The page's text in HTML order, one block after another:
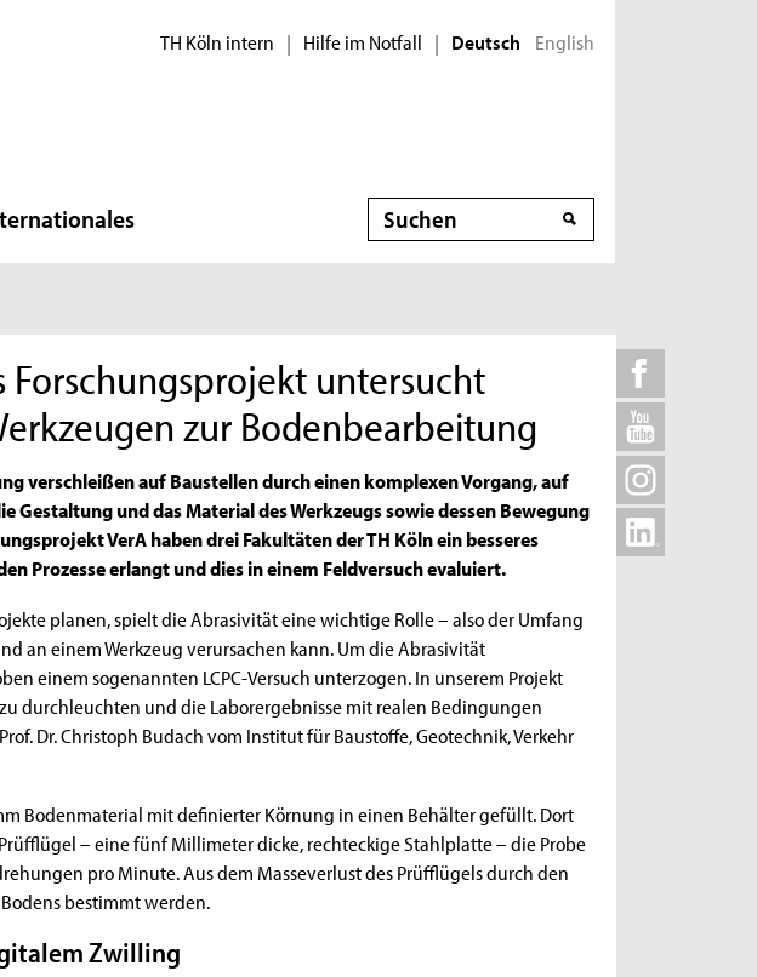
TH Köln intern | Hilfe im Notfall | Deutsch English
Suche
Forschungsprojekt untersucht
zur Bodenbearbeitung
verschleißen auf Baustellen durch einen komplexen Vorgang, auf
Gestaltung und das Material des Werkzeugs sowie dessen Bewegung
VerA haben drei Fakultäten der TH Köln ein besseres
Prozesse erlangt und dies in einem Feldversuch evaluiert.
planen, spielt die Abrasivität eine wichtige Rolle – also der Umfang
an einem Werkzeug verursachen kann. Um die Abrasivität
einem sogenannten LCPC-Versuch unterzogen. In unserem Projekt
durchleuchten und die Laborergebnisse mit realen Bedingungen
Dr. Christoph Budach vom Institut für Baustoffe, Geotechnik, Verkehr
Bodenmaterial mit definierter Körnung in einen Behälter gefüllt. Dort
– eine fünf Millimeter dicke, rechteckige Stahlplatte – die Probe
pro Minute. Aus dem Masseverlust des Prüfflügels durch den
bestimmt werden.
Zwilling